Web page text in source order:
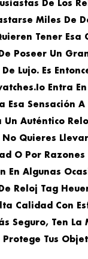
De Los
Miles De
Tener Esa
Poseer Un
Lujo. Es
Entra En
Esa Sensación A
Un Auténtico
No Quieres
O Por Razones
En Algunas
Reloj Tag
Calidad Con
Seguro, Ten La
Tus